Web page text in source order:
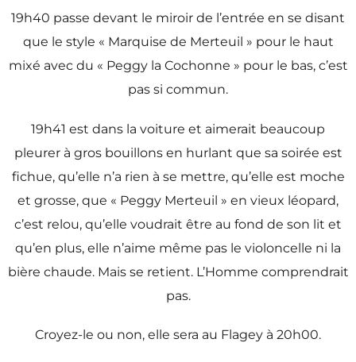
19h40 passe devant le miroir de l’entrée en se disant
que le style « Marquise de Merteuil » pour le haut
mixé avec du « Peggy la Cochonne » pour le bas, c’est
pas si commun.
19h41 est dans la voiture et aimerait beaucoup
pleurer à gros bouillons en hurlant que sa soirée est
fichue, qu’elle n’a rien à se mettre, qu’elle est moche
et grosse, que « Peggy Merteuil » en vieux léopard,
c’est relou, qu’elle voudrait être au fond de son lit et
qu’en plus, elle n’aime même pas le violoncelle ni la
bière chaude. Mais se retient. L’Homme comprendrait
pas.
Croyez-le ou non, elle sera au Flagey à 20h00.